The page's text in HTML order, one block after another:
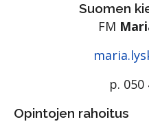
Suomen
FM
p. 050
Opintojen rahoitus